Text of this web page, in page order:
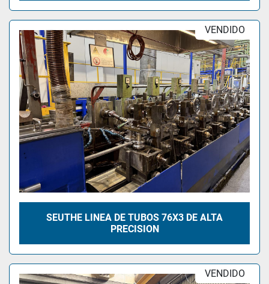
VENDIDO
SEUTHE LINEA DE TUBOS 76X3 DE ALTA
PRECISION
VENDIDO